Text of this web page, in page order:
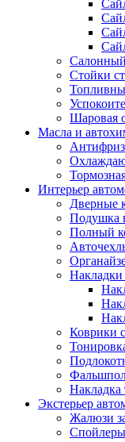
Стойки
Шаровая
Масла и
Антифриз
Интерьер
Дверные
Подушка
Полный
Накладки
Коврики
Накладка
Экстерьер
Жалюзи
Спойлеры